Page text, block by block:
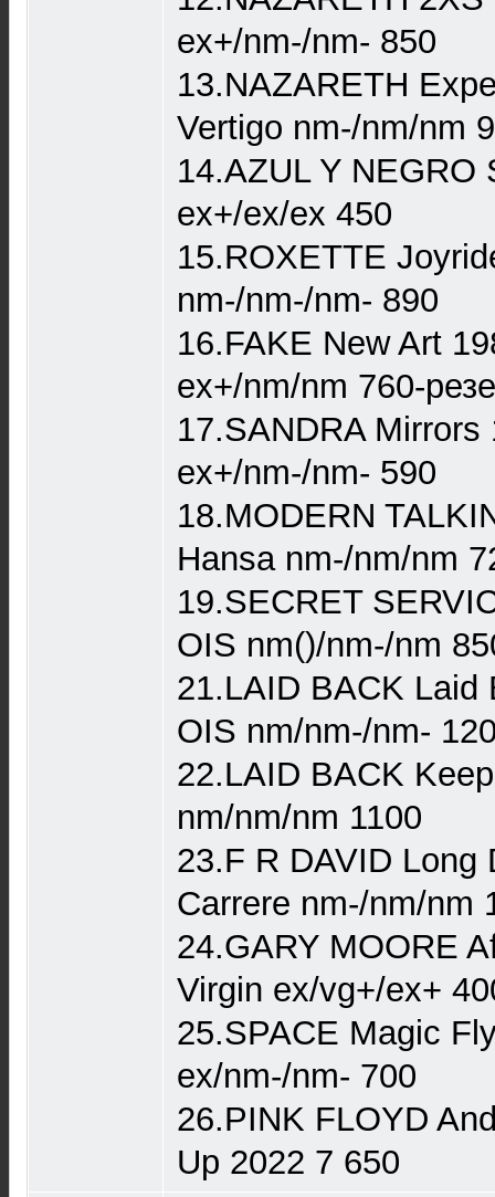
ex+/nm-/nm- 850
13.NAZARETH
Vertigo nm-/nm/nm
14.AZUL Y NEGRO
ex+/ex/ex 450
15.ROXETTE
nm-/nm-/nm- 890
16.FAKE New Art
ex+/nm/nm 760-
17.SANDRA Mirrors
ex+/nm-/nm- 590
18.MODERN
Hansa nm-/nm/nm
19.SECRET
OIS nm()/nm-/nm
21.LAID BACK Laid
OIS nm/nm-/nm-
22.LAID BACK
nm/nm/nm 1100
23.F R DAVID Long
Carrere nm-/nm/nm
24.GARY MOORE
Virgin ex/vg+/ex+
25.SPACE Magic
ex/nm-/nm- 700
26.PINK FLOYD
Up 2022 7 650